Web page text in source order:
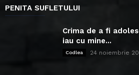
PENITA SUFLETULUI
Crima de a fi
iau cu mine...
Codlea 24 noiembrie